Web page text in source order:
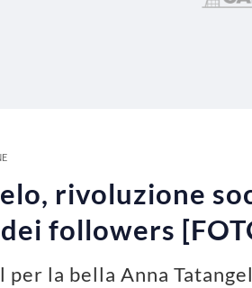
rivoluzione
followers
per la bella Anna